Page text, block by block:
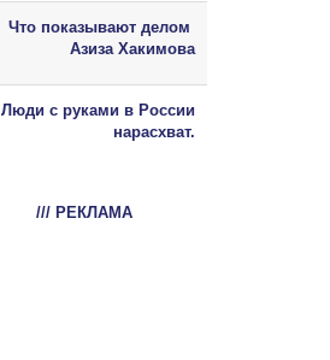
Что показывают делом
Азиза Хакимова
Люди с руками в России
нарасхват.
/// РЕКЛАМА